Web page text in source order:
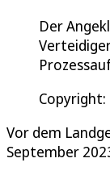
Der
Vor dem
September